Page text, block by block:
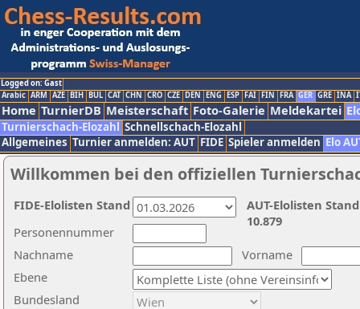
Logged on: Gast
Arabic ARM AZE BIH BUL CAT CHN CRO CZE DEN ENG ESP FAI FIN FRA GER GRE INA
Home TurnierDB Meisterschaft Foto-Galerie Meldekartei
Turnierschach-Elozahl Schnellschach-Elozahl
Allgemeines Turnier anmelden: AUT FIDE Spieler anmelden Elo
Willkommen bei den offiziellen
Nachname
Vorname
Ebene
Personennummer
Bundesland
AUT-Elolisten
10.879
FIDE-Elolisten Stand